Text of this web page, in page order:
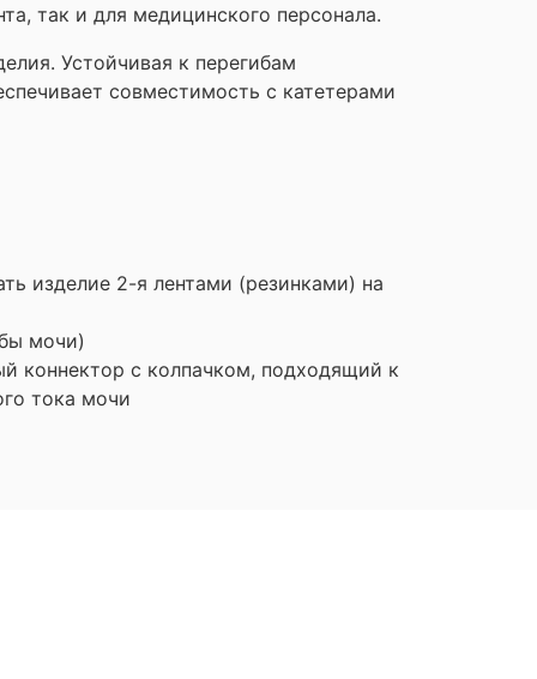
так и для медицинского персонала.
Устойчивая к перегибам
совместимость с катетерами
изделие 2-я лентами (резинками) на
мочи)
коннектор с колпачком, подходящий к
тока мочи